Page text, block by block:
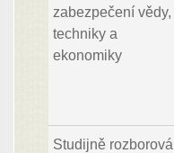
zabezpečení vědy,
techniky a
ekonomiky
Studijně rozborová